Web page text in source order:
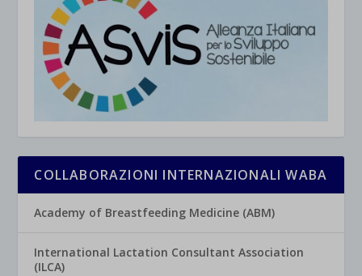
COLLABORAZIONI INTERNAZIONALI WABA
Academy of Breastfeeding Medicine (ABM)
International Lactation Consultant Association
(ILCA)